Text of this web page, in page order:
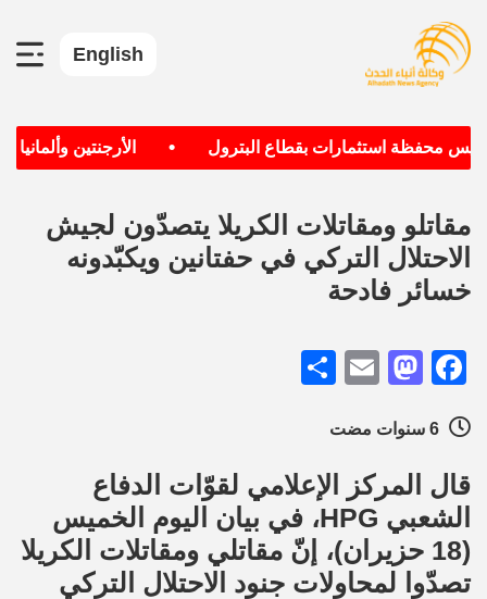
English
محفظة استثمارات بقطاع البترول الأرجنتين وألمانيا
مقاتلو ومقاتلات الكريلا يتصدّون لجيش
الاحتلال التركي في حفتانين ويكبّدونه
خسائر فادحة
Facebook
Mastodon
Email
قال المركز الإعلامي لقوّات الدفاع
الشعبي HPG، في بيان اليوم الخميس
(18 حزيران)، إنّ مقاتلي ومقاتلات الكريلا
تصدّوا لمحاولات جنود الاحتلال التركي